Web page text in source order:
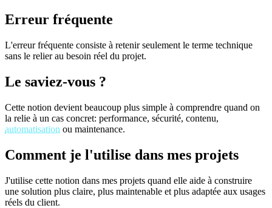
Erreur fréquente
L'erreur fréquente consiste à retenir seulement le terme technique
sans le relier au besoin réel du projet.
Le saviez-vous ?
Cette notion devient beaucoup plus simple à comprendre quand on
la relie à un cas concret: performance, sécurité, contenu,
automatisation ou maintenance.
Comment je l'utilise dans mes projets
J'utilise cette notion dans mes projets quand elle aide à construire
une solution plus claire, plus maintenable et plus adaptée aux usages
réels du client.